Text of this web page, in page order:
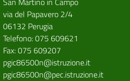
via del Papavero 2/4
06132 Perugia
Telefono: 075 609621
Fax: 075 609207
pgic86500n@istruzione.it
pgic86500n@pec.istruzione.it